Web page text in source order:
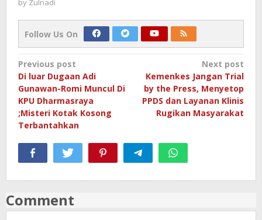
by Zulnadi
Follow Us On
Post
navigation
Previous post
Di luar Dugaan Adi
Gunawan-Romi Muncul Di
KPU Dharmasraya
;Misteri Kotak Kosong
Terbantahkan
Next post
Kemenkes Jangan Trial
by the Press, Menyetop
PPDS dan Layanan Klinis
Rugikan Masyarakat
Comment